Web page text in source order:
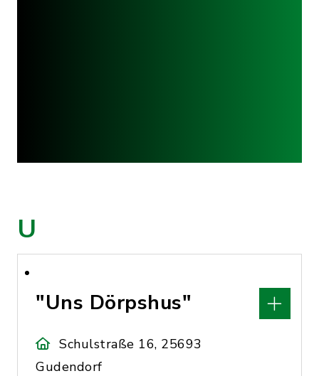
U
"Uns Dörpshus"
Schulstraße 16, 25693
Gudendorf